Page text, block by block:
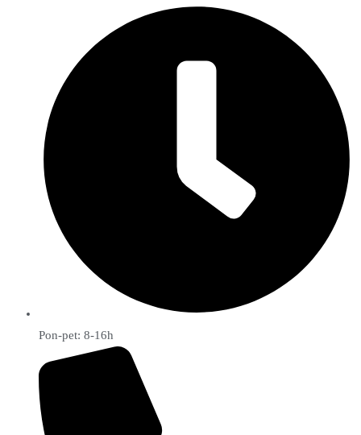
Pon-pet: 8-16h